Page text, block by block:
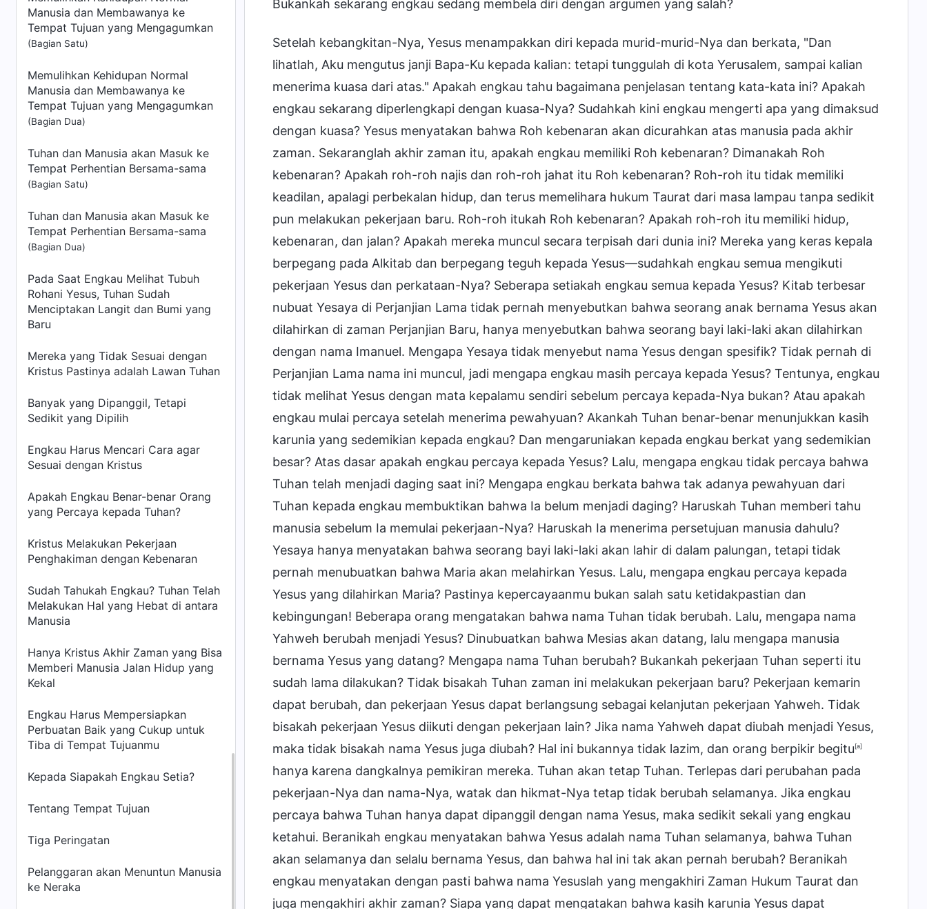
Manusia dan Membawanya ke
Tempat Tujuan yang Mengagumkan
(Bagian Satu)
Memulihkan Kehidupan Normal
Manusia dan Membawanya ke
Tempat Tujuan yang Mengagumkan
(Bagian Dua)
Tuhan dan Manusia akan Masuk ke
Tempat Perhentian Bersama-sama
(Bagian Satu)
Tuhan dan Manusia akan Masuk ke
Tempat Perhentian Bersama-sama
(Bagian Dua)
Pada Saat Engkau Melihat Tubuh
Rohani Yesus, Tuhan Sudah
Menciptakan Langit dan Bumi yang
Baru
Mereka yang Tidak Sesuai dengan
Kristus Pastinya adalah Lawan Tuhan
Banyak yang Dipanggil, Tetapi
Sedikit yang Dipilih
Engkau Harus Mencari Cara agar
Sesuai dengan Kristus
Apakah Engkau Benar-benar Orang
yang Percaya kepada Tuhan?
Kristus Melakukan Pekerjaan
Penghakiman dengan Kebenaran
Sudah Tahukah Engkau? Tuhan Telah
Melakukan Hal yang Hebat di antara
Manusia
Hanya Kristus Akhir Zaman yang Bisa
Memberi Manusia Jalan Hidup yang
Kekal
Engkau Harus Mempersiapkan
Perbuatan Baik yang Cukup untuk
Tiba di Tempat Tujuanmu
Kepada Siapakah Engkau Setia?
Tentang Tempat Tujuan
Tiga Peringatan
Pelanggaran akan Menuntun Manusia
ke Neraka
Bukankah sekarang engkau sedang membela diri dengan argumen yang salah?
Setelah kebangkitan-Nya, Yesus menampakkan diri kepada murid-murid-Nya dan berkata, "Dan
lihatlah, Aku mengutus janji Bapa-Ku kepada kalian: tetapi tunggulah di kota Yerusalem, sampai kalian
menerima kuasa dari atas." Apakah engkau tahu bagaimana penjelasan tentang kata-kata ini? Apakah
engkau sekarang diperlengkapi dengan kuasa-Nya? Sudahkah kini engkau mengerti apa yang dimaksud
dengan kuasa? Yesus menyatakan bahwa Roh kebenaran akan dicurahkan atas manusia pada akhir
zaman. Sekaranglah akhir zaman itu, apakah engkau memiliki Roh kebenaran? Dimanakah Roh
kebenaran? Apakah roh-roh najis dan roh-roh jahat itu Roh kebenaran? Roh-roh itu tidak memiliki
keadilan, apalagi perbekalan hidup, dan terus memelihara hukum Taurat dari masa lampau tanpa sedikit
pun melakukan pekerjaan baru. Roh-roh itukah Roh kebenaran? Apakah roh-roh itu memiliki hidup,
kebenaran, dan jalan? Apakah mereka muncul secara terpisah dari dunia ini? Mereka yang keras kepala
berpegang pada Alkitab dan berpegang teguh kepada Yesus—sudahkah engkau semua mengikuti
pekerjaan Yesus dan perkataan-Nya? Seberapa setiakah engkau semua kepada Yesus? Kitab terbesar
nubuat Yesaya di Perjanjian Lama tidak pernah menyebutkan bahwa seorang anak bernama Yesus akan
dilahirkan di zaman Perjanjian Baru, hanya menyebutkan bahwa seorang bayi laki-laki akan dilahirkan
dengan nama Imanuel. Mengapa Yesaya tidak menyebut nama Yesus dengan spesifik? Tidak pernah di
Perjanjian Lama nama ini muncul, jadi mengapa engkau masih percaya kepada Yesus? Tentunya, engkau
tidak melihat Yesus dengan mata kepalamu sendiri sebelum percaya kepada-Nya bukan? Atau apakah
engkau mulai percaya setelah menerima pewahyuan? Akankah Tuhan benar-benar menunjukkan kasih
karunia yang sedemikian kepada engkau? Dan mengaruniakan kepada engkau berkat yang sedemikian
besar? Atas dasar apakah engkau percaya kepada Yesus? Lalu, mengapa engkau tidak percaya bahwa
Tuhan telah menjadi daging saat ini? Mengapa engkau berkata bahwa tak adanya pewahyuan dari
Tuhan kepada engkau membuktikan bahwa Ia belum menjadi daging? Haruskah Tuhan memberi tahu
manusia sebelum Ia memulai pekerjaan-Nya? Haruskah Ia menerima persetujuan manusia dahulu?
Yesaya hanya menyatakan bahwa seorang bayi laki-laki akan lahir di dalam palungan, tetapi tidak
pernah menubuatkan bahwa Maria akan melahirkan Yesus. Lalu, mengapa engkau percaya kepada
Yesus yang dilahirkan Maria? Pastinya kepercayaanmu bukan salah satu ketidakpastian dan
kebingungan! Beberapa orang mengatakan bahwa nama Tuhan tidak berubah. Lalu, mengapa nama
Yahweh berubah menjadi Yesus? Dinubuatkan bahwa Mesias akan datang, lalu mengapa manusia
bernama Yesus yang datang? Mengapa nama Tuhan berubah? Bukankah pekerjaan Tuhan seperti itu
sudah lama dilakukan? Tidak bisakah Tuhan zaman ini melakukan pekerjaan baru? Pekerjaan kemarin
dapat berubah, dan pekerjaan Yesus dapat berlangsung sebagai kelanjutan pekerjaan Yahweh. Tidak
bisakah pekerjaan Yesus diikuti dengan pekerjaan lain? Jika nama Yahweh dapat diubah menjadi Yesus,
maka tidak bisakah nama Yesus juga diubah? Hal ini bukannya tidak lazim, dan orang berpikir begitu[a]
hanya karena dangkalnya pemikiran mereka. Tuhan akan tetap Tuhan. Terlepas dari perubahan pada
pekerjaan-Nya dan nama-Nya, watak dan hikmat-Nya tetap tidak berubah selamanya. Jika engkau
percaya bahwa Tuhan hanya dapat dipanggil dengan nama Yesus, maka sedikit sekali yang engkau
ketahui. Beranikah engkau menyatakan bahwa Yesus adalah nama Tuhan selamanya, bahwa Tuhan
akan selamanya dan selalu bernama Yesus, dan bahwa hal ini tak akan pernah berubah? Beranikah
engkau menyatakan dengan pasti bahwa nama Yesuslah yang mengakhiri Zaman Hukum Taurat dan
juga mengakhiri akhir zaman? Siapa yang dapat mengatakan bahwa kasih karunia Yesus dapat